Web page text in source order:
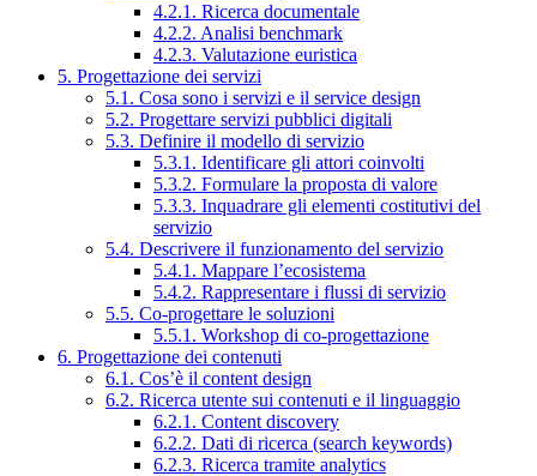
4.2.1. Ricerca documentale
4.2.2. Analisi benchmark
4.2.3. Valutazione euristica
5. Progettazione dei servizi
5.1. Cosa sono i servizi e il service design
5.2. Progettare servizi pubblici digitali
5.3. Definire il modello di servizio
5.3.1. Identificare gli attori coinvolti
5.3.2. Formulare la proposta di valore
5.3.3. Inquadrare gli elementi costitutivi del
servizio
5.4. Descrivere il funzionamento del servizio
5.4.1. Mappare l’ecosistema
5.4.2. Rappresentare i flussi di servizio
5.5. Co-progettare le soluzioni
5.5.1. Workshop di co-progettazione
6. Progettazione dei contenuti
6.1. Cos’è il content design
6.2. Ricerca utente sui contenuti e il linguaggio
6.2.1. Content discovery
6.2.2. Dati di ricerca (search keywords)
6.2.3. Ricerca tramite analytics